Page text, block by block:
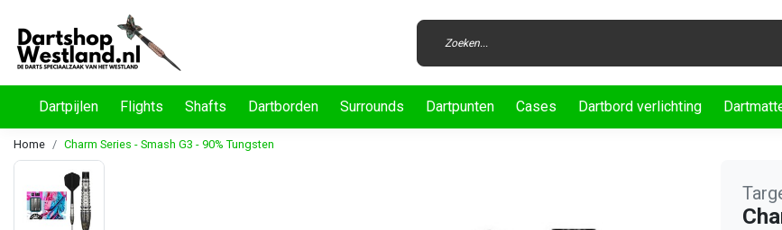
Dartpijlen Flights Shafts Dartborden Surrounds Dartpunten Cases Dartbord verlichting
Home Charm Series - Smash G3 - 90% Tungsten